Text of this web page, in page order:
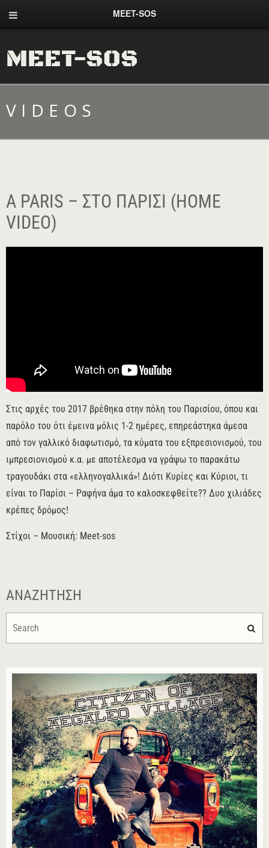
MEET-SOS
MEET-SOS
VIDEOS
A PARIS – ΣΤΟ ΠΑΡΊΣΙ (HOME
VIDEO)
Στις αρχές του 2017 βρέθηκα στην πόλη του Παρισίου, όπου και
παρόλο του ότι έμεινα μόλις 1-2 ημέρες, επηρεάστηκα άμεσα
από τον γαλλικό διαφωτισμό, τα κύματα του εξπρεσιονισμού, του
ιμπρεσιονισμού κ.α. με αποτέλεσμα να γράψω το παρακάτω
τραγουδάκι στα «ελληνογαλλικά»! Διότι Κυρίες και Κύριοι, τι
είναι το Παρίσι – Ραφήνα άμα το καλοσκεφθείτε?? Δυο χιλιάδες
κρέπες δρόμος!
Στίχοι – Μουσική: Meet-sos
ΑΝΑΖΉΤΗΣΗ